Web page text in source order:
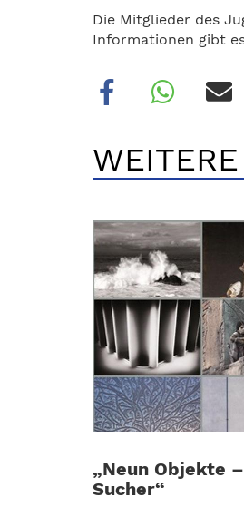
Die Mitglieder des
Informationen gibt
„Neun Objekte
Sucher“